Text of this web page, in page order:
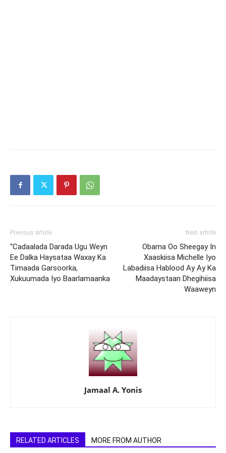
Previous article
“Cadaalada Darada Ugu Weyn
Ee Dalka Haysataa Waxay Ka
Timaada Garsoorka,
Xukuumada Iyo Baarlamaanka
Next article
Obama Oo Sheegay In
Xaaskiisa Michelle Iyo
Labadiisa Hablood Ay Ay Ka
Maadaystaan Dhegihiisa
Waaweyn
Jamaal A. Yonis
RELATED ARTICLES MORE FROM AUTHOR